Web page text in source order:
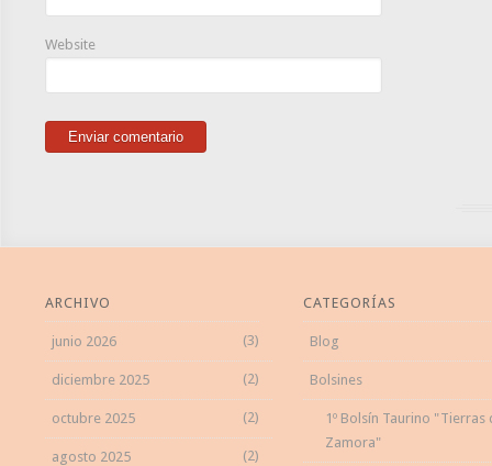
Website
ARCHIVO
junio 2026 (3)
diciembre 2025 (2)
octubre 2025 (2)
agosto 2025 (2)
CATEGORÍAS
Blog
Bolsines
1º Bolsín Taurino "Tierras
Zamora"